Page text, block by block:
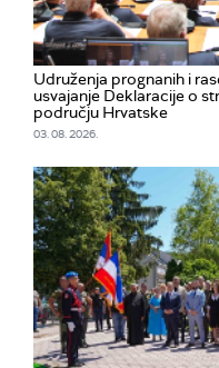
Udruženja prognanih i
usvajanje Deklaracije o
području Hrvatske
03. 08. 2026.